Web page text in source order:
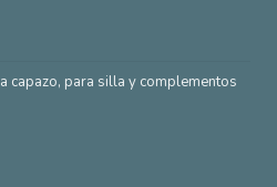
capazo, para silla y complementos